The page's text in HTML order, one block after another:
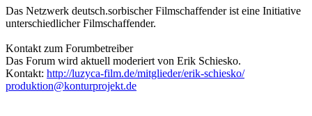
Das Netzwerk deutsch.sorbischer Filmschaffender ist eine Initiative
unterschiedlicher Filmschaffender.
Kontakt zum Forumbetreiber
Das Forum wird aktuell moderiert von Erik Schiesko.
Kontakt: http://luzyca-film.de/mitglieder/erik-schiesko/
produktion@konturprojekt.de